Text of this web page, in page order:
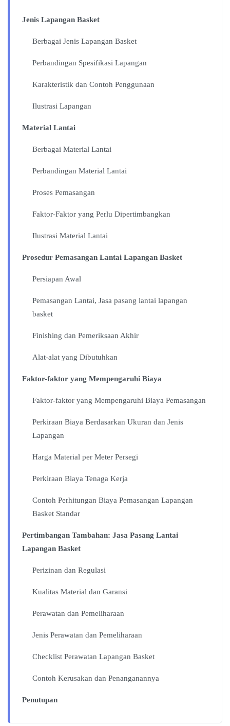
Jenis Lapangan Basket
Berbagai Jenis Lapangan Basket
Perbandingan Spesifikasi Lapangan
Karakteristik dan Contoh Penggunaan
Ilustrasi Lapangan
Material Lantai
Berbagai Material Lantai
Perbandingan Material Lantai
Proses Pemasangan
Faktor-Faktor yang Perlu Dipertimbangkan
Ilustrasi Material Lantai
Prosedur Pemasangan Lantai Lapangan Basket
Persiapan Awal
Pemasangan Lantai, Jasa pasang lantai lapangan
basket
Finishing dan Pemeriksaan Akhir
Alat-alat yang Dibutuhkan
Faktor-faktor yang Mempengaruhi Biaya
Faktor-faktor yang Mempengaruhi Biaya Pemasangan
Perkiraan Biaya Berdasarkan Ukuran dan Jenis
Lapangan
Harga Material per Meter Persegi
Perkiraan Biaya Tenaga Kerja
Contoh Perhitungan Biaya Pemasangan Lapangan
Basket Standar
Pertimbangan Tambahan: Jasa Pasang Lantai
Lapangan Basket
Perizinan dan Regulasi
Kualitas Material dan Garansi
Perawatan dan Pemeliharaan
Jenis Perawatan dan Pemeliharaan
Checklist Perawatan Lapangan Basket
Contoh Kerusakan dan Penanganannya
Penutupan